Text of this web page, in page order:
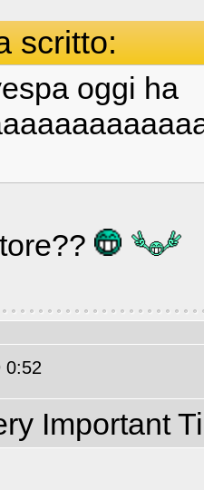
scritto:
oggi ha
0:52
Important